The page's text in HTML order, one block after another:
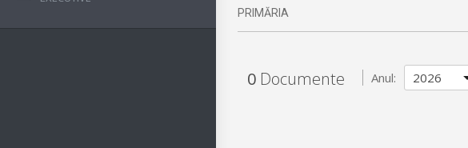
PRIMĂRIA
0 Documente Anul: